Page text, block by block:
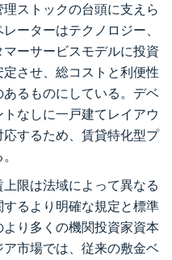
ストックの台頭に支えら
ーターはテクノロジー、
ーサービスモデルに投資
させ、総コストと利便性
るものにしている。デベ
なしに一戸建てレイアウ
応するため、賃貸特化型プ
限は法域によって異なる
るより明確な規定と標準
り多くの機関投資家資本
市場では、従来の敷金ベ